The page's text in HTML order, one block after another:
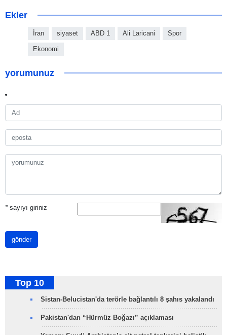
Ekler
İran siyaset ABD 1 Ali Laricani Spor
Ekonomi
yorumunuz
*sayıyı giriniz
gönder
Top 10
Sistan-Belucistan'da terörle bağlantılı 8 şahıs yakalandı
Pakistan'dan “Hürmüz Boğazı” açıklaması